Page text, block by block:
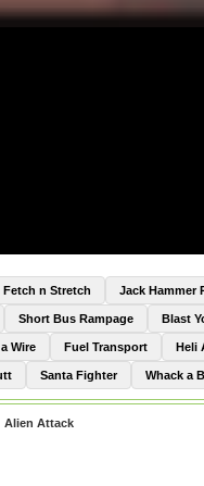
Jack Hammer
Fetch n Stretch
Blast
Short Bus Rampage
Heli
Fuel Transport
Wire
Whack a
Santa Fighter
Alien Attack